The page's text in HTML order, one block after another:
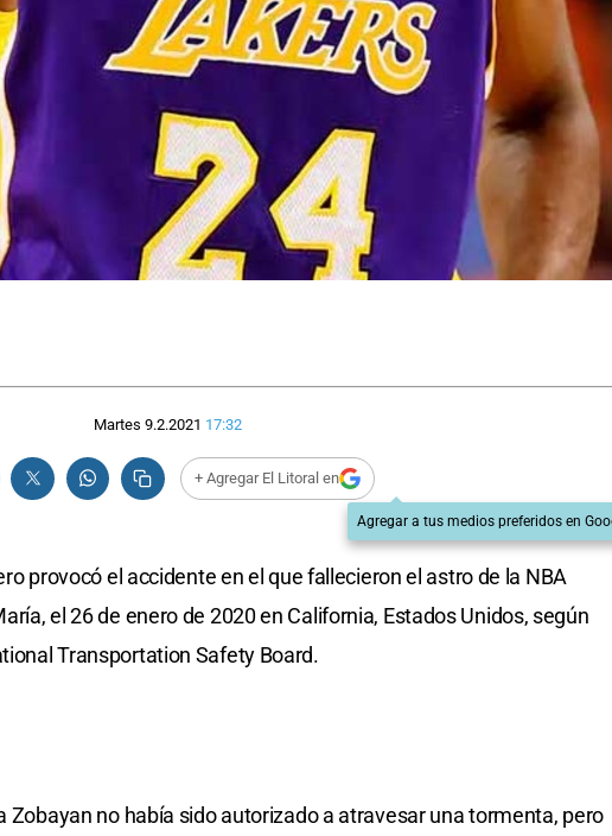
Martes 9.2.2021 17:32
+ Agregar El Litoral en
Agregar a tus medios preferidos en
provocó el accidente en el que fallecieron el astro de la NBA
el 26 de enero de 2020 en California, Estados Unidos, según
Transportation Safety Board.
Zobayan no había sido autorizado a atravesar una tormenta, pero